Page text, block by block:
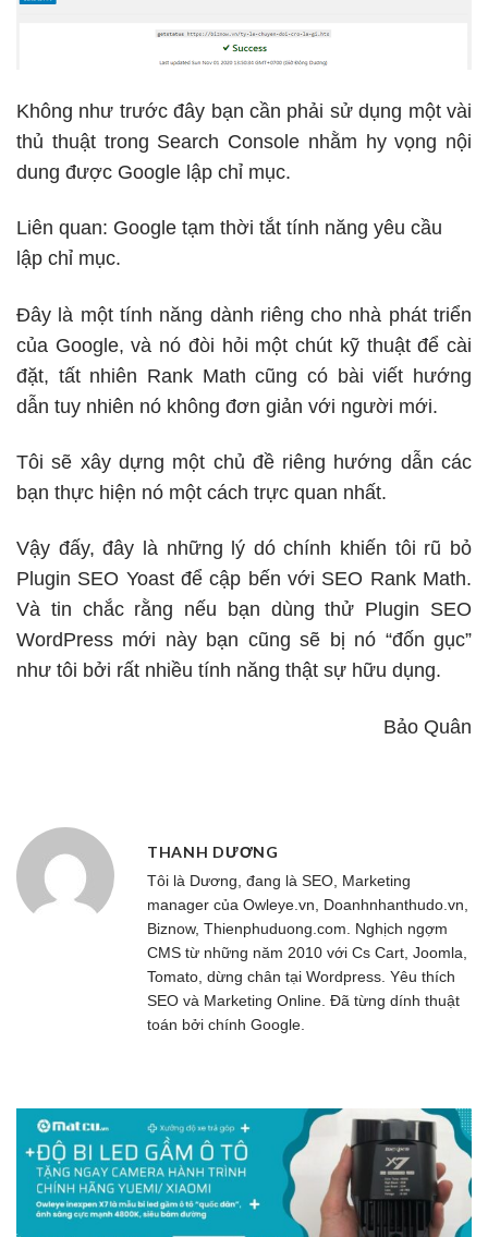
Không như trước đây bạn cần phải sử dụng một vài
thủ thuật trong Search Console nhằm hy vọng nội
dung được Google lập chỉ mục.
Liên quan: Google tạm thời tắt tính năng yêu cầu
lập chỉ mục.
Đây là một tính năng dành riêng cho nhà phát triển
của Google, và nó đòi hỏi một chút kỹ thuật để cài
đặt, tất nhiên Rank Math cũng có bài viết hướng
dẫn tuy nhiên nó không đơn giản với người mới.
Tôi sẽ xây dựng một chủ đề riêng hướng dẫn các
bạn thực hiện nó một cách trực quan nhất.
Vậy đấy, đây là những lý dó chính khiến tôi rũ bỏ
Plugin SEO Yoast để cập bến với SEO Rank Math.
Và tin chắc rằng nếu bạn dùng thử Plugin SEO
WordPress mới này bạn cũng sẽ bị nó “đốn gục”
như tôi bởi rất nhiều tính năng thật sự hữu dụng.
Bảo Quân
THANH DƯƠNG
Tôi là Dương, đang là SEO, Marketing
manager của Owleye.vn, Doanhnhanthudo.vn,
Biznow, Thienphuduong.com. Nghịch ngợm
CMS từ những năm 2010 với Cs Cart, Joomla,
Tomato, dừng chân tại Wordpress. Yêu thích
SEO và Marketing Online. Đã từng dính thuật
toán bởi chính Google.